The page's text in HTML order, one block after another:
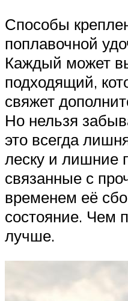
Способы
поплавочной
Каждый может
подходящий,
свяжет
Но нельзя
это всегда
леску и лишние
связанные с
временем её
состояние. Чем
лучше.